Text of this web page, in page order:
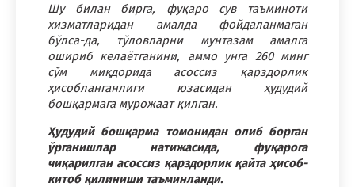
Шу билан бирга, фуқаро сув таъминоти
хизматларидан амалда фойдаланмаган
бўлса-да, тўловларни мунтазам амалга
ошириб келаётганини, аммо унга 260 минг
сўм миқдорида асоссиз қарздорлик
ҳисобланганлиги юзасидан ҳудудий
бошқармага мурожаат қилган.
Ҳудудий бошқарма томонидан олиб борган
ўрганишлар натижасида, фуқарога
чиқарилган асоссиз қарздорлик қайта ҳисоб-
китоб қилиниши таъминланди.